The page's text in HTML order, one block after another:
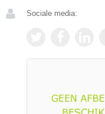
Sociale media: